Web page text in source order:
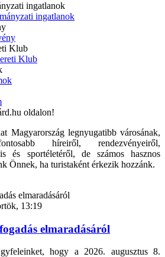
ingatlanok
Klub
oldalon!
Magyarország legnyugatibb városának,
híreiről, rendezvényeiről,
és sportéletéről, de számos hasznos
Önnek, ha turistaként érkezik hozzánk.
13:19
elmaradásáról
hogy a 2026. augusztus 8.